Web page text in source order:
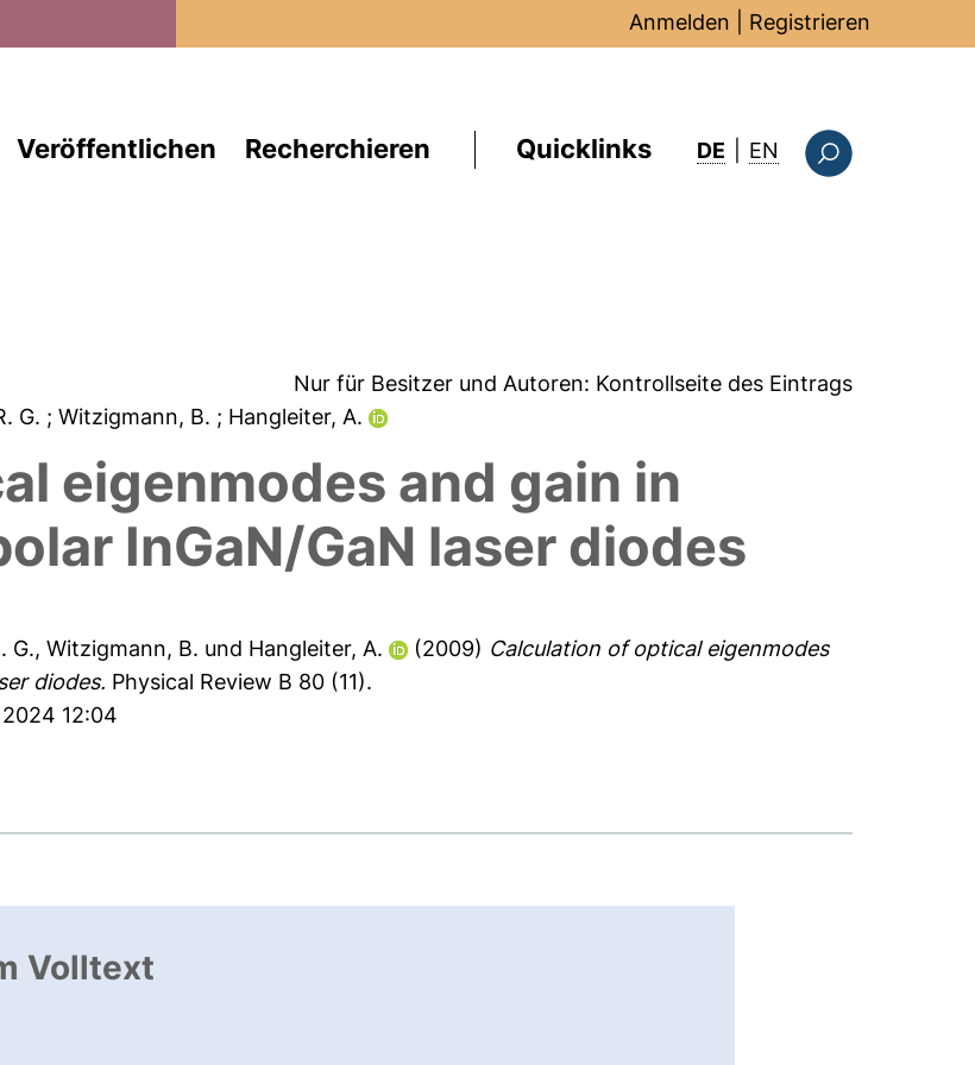
Anmelden Registrieren
Veröffentlichen Recherchieren Quicklinks DE EN : this page in
Nur für Besitzer und Autoren: Kontrollseite des Eintrags
G. ; Witzigmann, B. ; Hangleiter, A.
eigenmodes and gain in
InGaN/GaN laser diodes
G.,Witzigmann, B. und Hangleiter, A. (2009) Calculation of optical eigenmodes
diodes. Physical Review B 80 (11).
12:04
Volltext